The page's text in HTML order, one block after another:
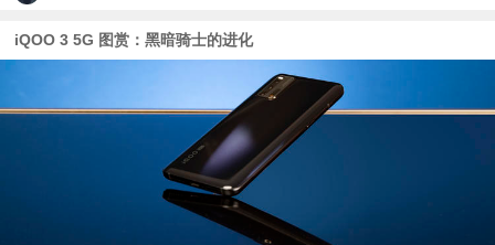
iQOO 3 5G 图赏：黑暗骑士的进化